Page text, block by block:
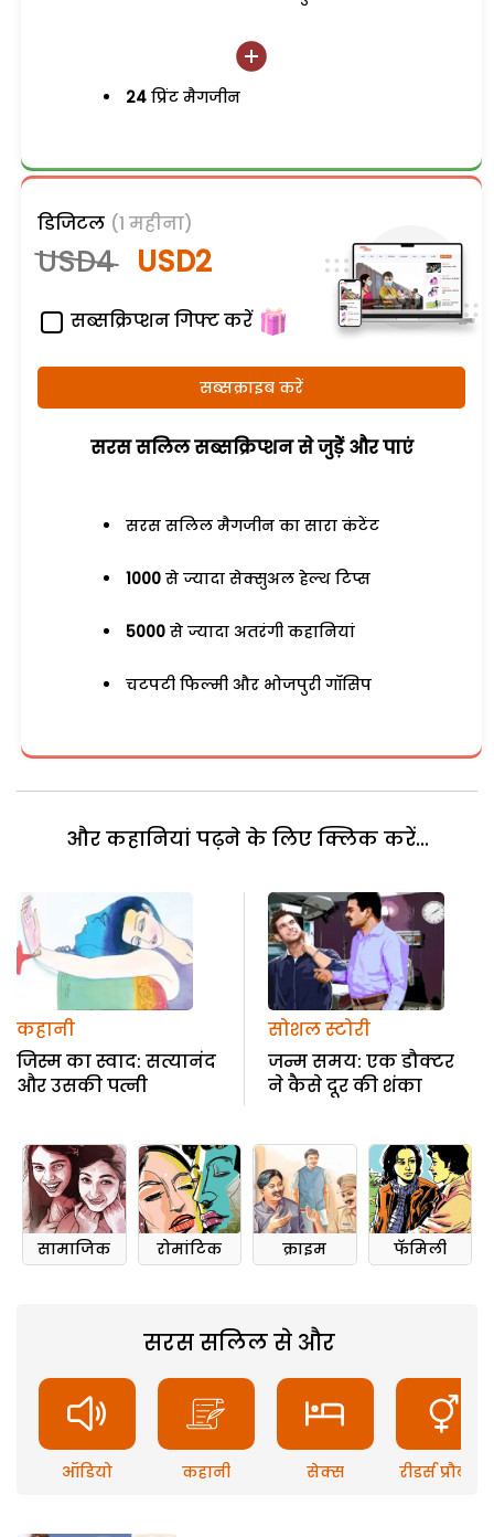
24 प्रिंट मैगजीन
डिजिटल (1 महीना)
USD4 USD2
सब्सक्रिप्शन गिफ्ट करें
सब्सक्राइब करें
सरस सलिल सब्सक्रिप्शन से जुड़ेें और पाएं
सरस सलिल मैगजीन का सारा कंटेंट
1000 से ज्यादा सेक्सुअल हेल्थ टिप्स
5000 से ज्यादा अतरंगी कहानियां
चटपटी फिल्मी और भोजपुरी गॉसिप
और कहानियां पढ़ने के लिए क्लिक करें...
कहानी
जिस्म का स्वाद: सत्यानंद
और उसकी पत्नी
सोशल स्टोरी
जन्म समय: एक डौक्टर
ने कैसे दूर की शंका
सामाजिक रोमांटिक क्राइम फॅमिली
सरस सलिल से और
ऑडियो कहानी सेक्स रीडर्स प्रौब्लम